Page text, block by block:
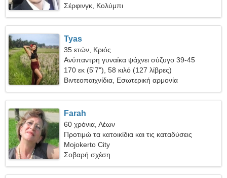
Σέρφινγκ, Κολύμπι
Tyas
35 ετών, Κριός
Ανύπαντρη γυναίκα ψάχνει σύζυγο 39-45
170 εκ (5'7"), 58 κιλό (127 λίβρες)
Βιντεοπαιχνίδια, Εσωτερική αρμονία
Farah
60 χρόνια, Λέων
Προτιμώ τα κατοικίδια και τις καταδύσεις
Mojokerto City
Σοβαρή σχέση